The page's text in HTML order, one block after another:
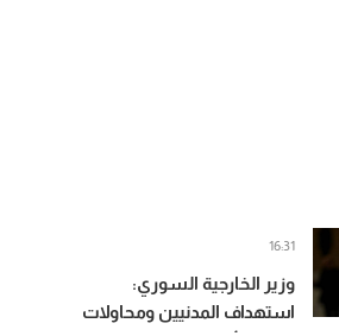
وزير الخارجية السوري:
استهداف المدنيين ومحاولات
16:31